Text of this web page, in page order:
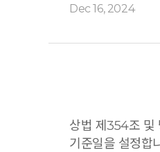
Dec 16, 2024
상법 제354조 및
기준일을 설정합